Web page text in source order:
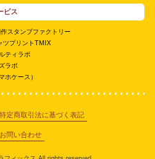
ビス
作スタンプファクトリー
ツプリントTMIX
ティラボ
ラボ
ホケース）
特定商取引法に基づく表記
お問い合わせ